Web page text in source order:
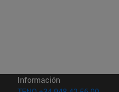
Información